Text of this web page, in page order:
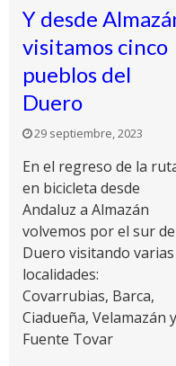
Y desde
visitamos cinco
pueblos del
Duero
29 septiembre, 2023
En el regreso de la
en bicicleta desde
Andaluz a Almazán
volvemos por el sur
Duero visitando varias
localidades:
Covarrubias, Barca,
Ciadueña, Velamazán y
Fuente Tovar